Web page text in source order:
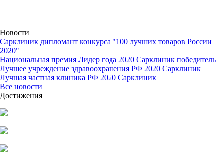
Новости
Сарклиник дипломант конкурса "100 лучших товаров России
2020"
Национальная премия Лидер года 2020 Сарклиник победитель
Лучшее учреждение здравоохранения РФ 2020 Сарклиник
Лучшая частная клиника РФ 2020 Сарклиник
Все новости
Достижения